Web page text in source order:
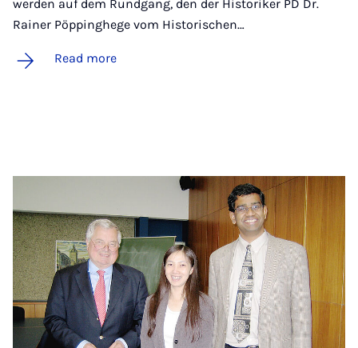
werden auf dem Rundgang, den der Historiker PD Dr.
Rainer Pöppinghege vom Historischen…
Read more